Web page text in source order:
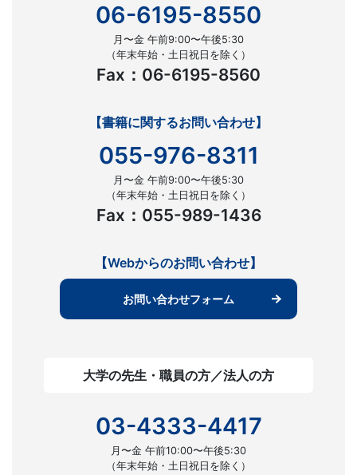
06-6195-8550
月〜金 午前9:00〜午後5:30
（年末年始・土日祝日を除く）
Fax：06-6195-8560
【書籍に関するお問い合わせ】
055-976-8311
月〜金 午前9:00〜午後5:30
（年末年始・土日祝日を除く）
Fax：055-989-1436
【Webからのお問い合わせ】
お問い合わせフォーム
大学の先生・職員の方／法人の方
03-4333-4417
月〜金 午前10:00〜午後5:30
（年末年始・土日祝日を除く）